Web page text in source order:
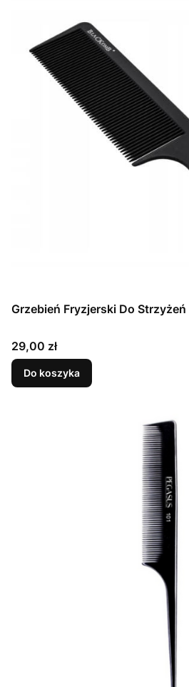
Grzebień Fryzjerski Do Strzyżeń
Cena
29,00 zł
Do koszyka